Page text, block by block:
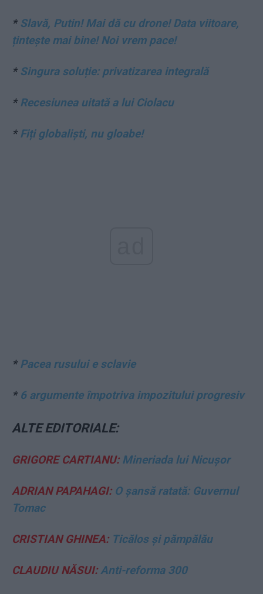
* Slavă, Putin! Mai dă cu drone! Data viitoare,
țintește mai bine! Noi vrem pace!
* Singura soluție: privatizarea integrală
*Recesiunea uitată a lui Ciolacu
*Fiți globaliști, nu gloabe!
*Pacea rusului e sclavie
* 6 argumente împotriva impozitului progresiv
ALTE EDITORIALE:
GRIGORE CARTIANU: Mineriada lui Nicușor
ADRIAN PAPAHAGI:O șansă ratată: Guvernul
Tomac
CRISTIAN GHINEA: Ticălos și pămpălău
CLAUDIU NĂSUI:Anti-reforma 300